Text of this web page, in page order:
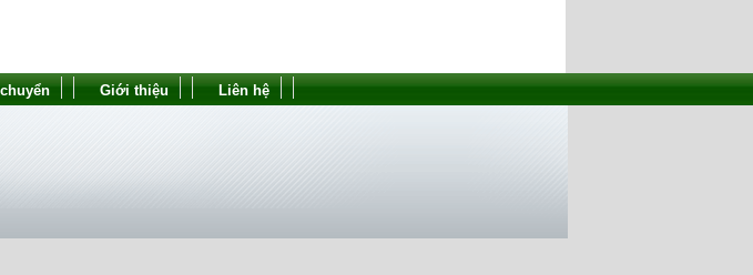
Giới thiệu Liên hệ